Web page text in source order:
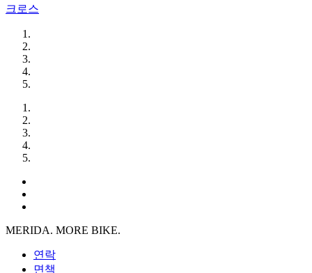
크로스
MERIDA. MORE BIKE.
연락
면책